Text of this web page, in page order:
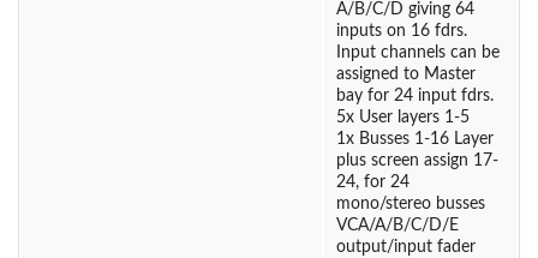
A/B/C/D giving 64
inputs on 16 fdrs.
Input channels can be
assigned to Master
bay for 24 input fdrs.
5x User layers 1-5
1x Busses 1-16 Layer
plus screen assign 17-
24, for 24
mono/stereo busses
VCA/A/B/C/D/E
output/input fader